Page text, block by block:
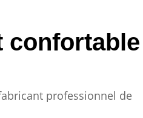
confortable
professionnel de